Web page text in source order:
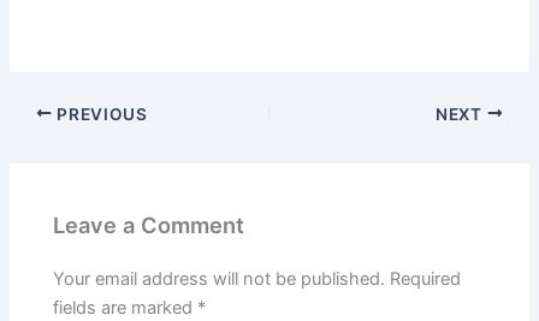
PREVIOUS NEXT
Leave a Comment
Your email address will not be published. Required
fields are marked *